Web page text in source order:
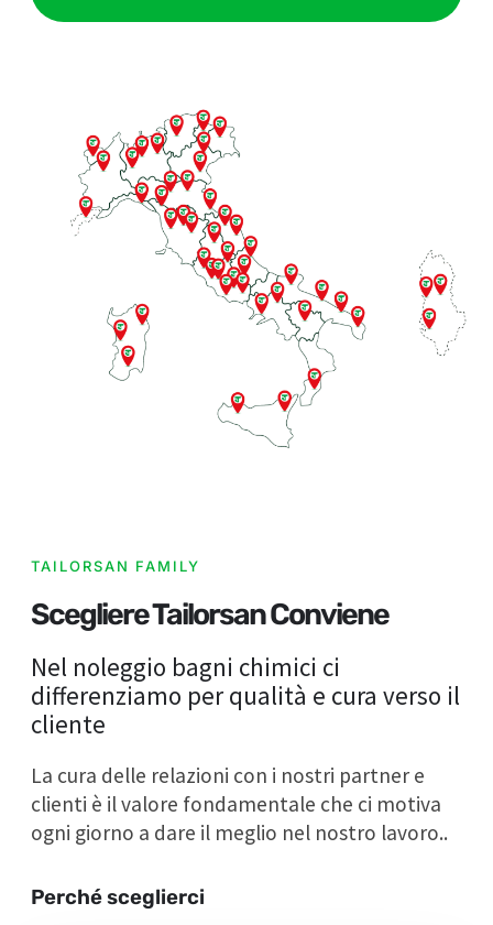
TAILORSAN FAMILY
Scegliere Tailorsan Conviene
Nel noleggio bagni chimici ci
differenziamo per qualità e cura verso il
cliente
La cura delle relazioni con i nostri partner e
clienti è il valore fondamentale che ci motiva
ogni giorno a dare il meglio nel nostro lavoro..
Perché sceglierci